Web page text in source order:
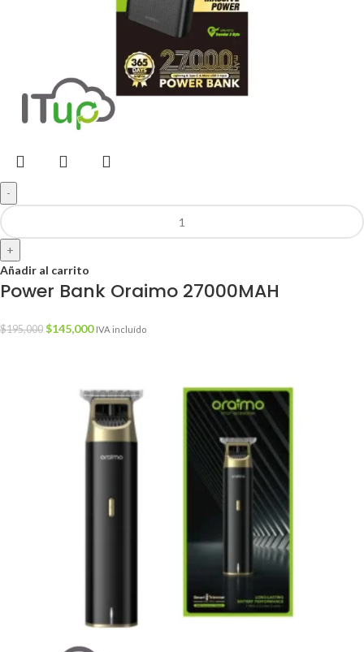
-
+
Añadir al carrito
Power Bank Oraimo 27000MAH
$195,000 $145,000 IVA incluído